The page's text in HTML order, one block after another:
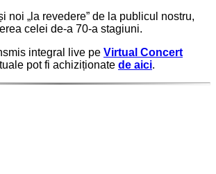
noi „la revedere” de la publicul nostru,
celei de-a 70-a stagiuni.
integral live pe Virtual Concert
pot fi achiziționate de aici.